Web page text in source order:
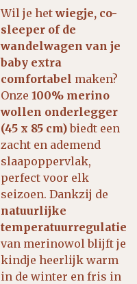
Wil je hetwiegje, co-
sleeper of de
wandelwagen van je
baby extra
comfortabel maken?
Onze 100% merino
wollen onderlegger
(45 x 85 cm)biedt een
zacht en ademend
slaapoppervlak,
perfect voor elk
seizoen. Dankzij de
natuurlijke
temperatuurregulatie
van merinowol blijft je
kindje heerlijk warm
in de winter en fris in